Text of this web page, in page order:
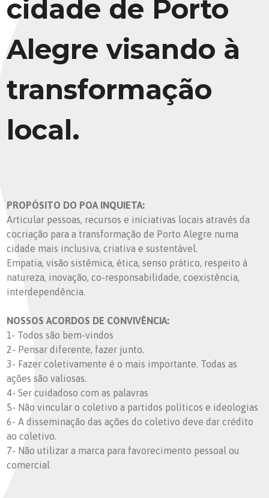
cidade de Porto
Alegre visando à
transformação
local.
PROPÓSITO DO POA INQUIETA:
Articular pessoas, recursos e iniciativas locais através da
cocriação para a transformação de Porto Alegre numa
cidade mais inclusiva, criativa e sustentável.
Empatia, visão sistêmica, ética, senso prático, respeito à
natureza, inovação, co-responsabilidade, coexistência,
interdependência.
NOSSOS ACORDOS DE CONVIVÊNCIA:
1- Todos são bem-vindos
2- Pensar diferente, fazer junto.
3- Fazer coletivamente é o mais importante. Todas as
ações são valiosas.
4- Ser cuidadoso com as palavras
5- Não vincular o coletivo a partidos políticos e ideologias
6- A disseminação das ações do coletivo deve dar crédito
ao coletivo.
7- Não utilizar a marca para favorecimento pessoal ou
comercial